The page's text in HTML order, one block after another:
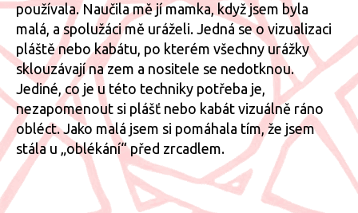
používala. Naučila mě jí mamka, když jsem byla
malá, a spolužáci mě uráželi. Jedná se o vizualizaci
pláště nebo kabátu, po kterém všechny urážky
sklouzávají na zem a nositele se nedotknou.
Jediné, co je u této techniky potřeba je,
nezapomenout si plášť nebo kabát vizuálně ráno
obléct. Jako malá jsem si pomáhala tím, že jsem
stála u „oblékání“ před zrcadlem.